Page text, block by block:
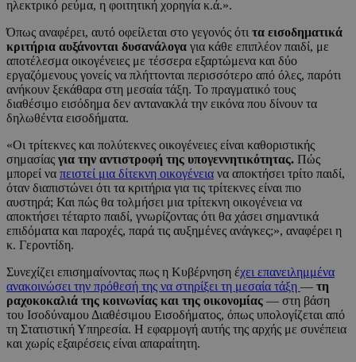
ηλεκτρικό ρεύμα, η φοιτητική χορηγία κ.ά.».
Όπως αναφέρει, αυτό οφείλεται στο γεγονός ότι τα εισοδηματικά
κριτήρια αυξάνονται δυσανάλογα για κάθε επιπλέον παιδί, με
αποτέλεσμα οικογένειες με τέσσερα εξαρτώμενα και δύο
εργαζόμενους γονείς να πλήττονται περισσότερο από όλες, παρότι
ανήκουν ξεκάθαρα στη μεσαία τάξη. Το πραγματικό τους
διαθέσιμο εισόδημα δεν αντανακλά την εικόνα που δίνουν τα
δηλωθέντα εισοδήματα.
«Οι τρίτεκνες και πολύτεκνες οικογένειες είναι καθοριστικής
σημασίας για την αντιστροφή της υπογεννητικότητας. Πώς
μπορεί να πειστεί μια δίτεκνη οικογένεια να αποκτήσει τρίτο παιδί,
όταν διαπιστώνει ότι τα κριτήρια για τις τρίτεκνες είναι πιο
αυστηρά; Και πώς θα τολμήσει μια τρίτεκνη οικογένεια να
αποκτήσει τέταρτο παιδί, γνωρίζοντας ότι θα χάσει σημαντικά
επιδόματα και παροχές, παρά τις αυξημένες ανάγκες;», αναφέρει η
κ. Γεροντίδη.
Συνεχίζει επισημαίνοντας πως η Κυβέρνηση έχει επανειλημμένα
ανακοινώσει την πρόθεσή της να στηρίξει τη μεσαία τάξη — τη
ραχοκοκαλιά της κοινωνίας και της οικονομίας — στη βάση
του Ισοδύναμου Διαθέσιμου Εισοδήματος, όπως υπολογίζεται από
τη Στατιστική Υπηρεσία. Η εφαρμογή αυτής της αρχής με συνέπεια
και χωρίς εξαιρέσεις είναι απαραίτητη.